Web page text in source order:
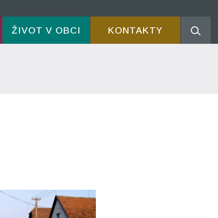
ŽIVOT V OBCI KONTAKTY